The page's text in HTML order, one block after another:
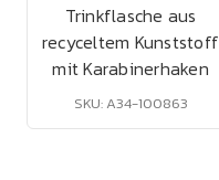
Trinkflasche aus
recyceltem Kunststoff
mit Karabinerhaken
SKU: A34-100863